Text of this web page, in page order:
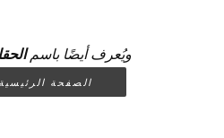
ويُعرف أيضًا باسم
الصفحة